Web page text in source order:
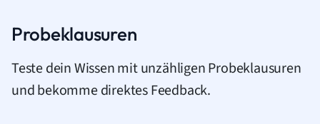
Probeklausuren
Teste dein Wissen mit unzähligen Probeklausuren
und bekomme direktes Feedback.